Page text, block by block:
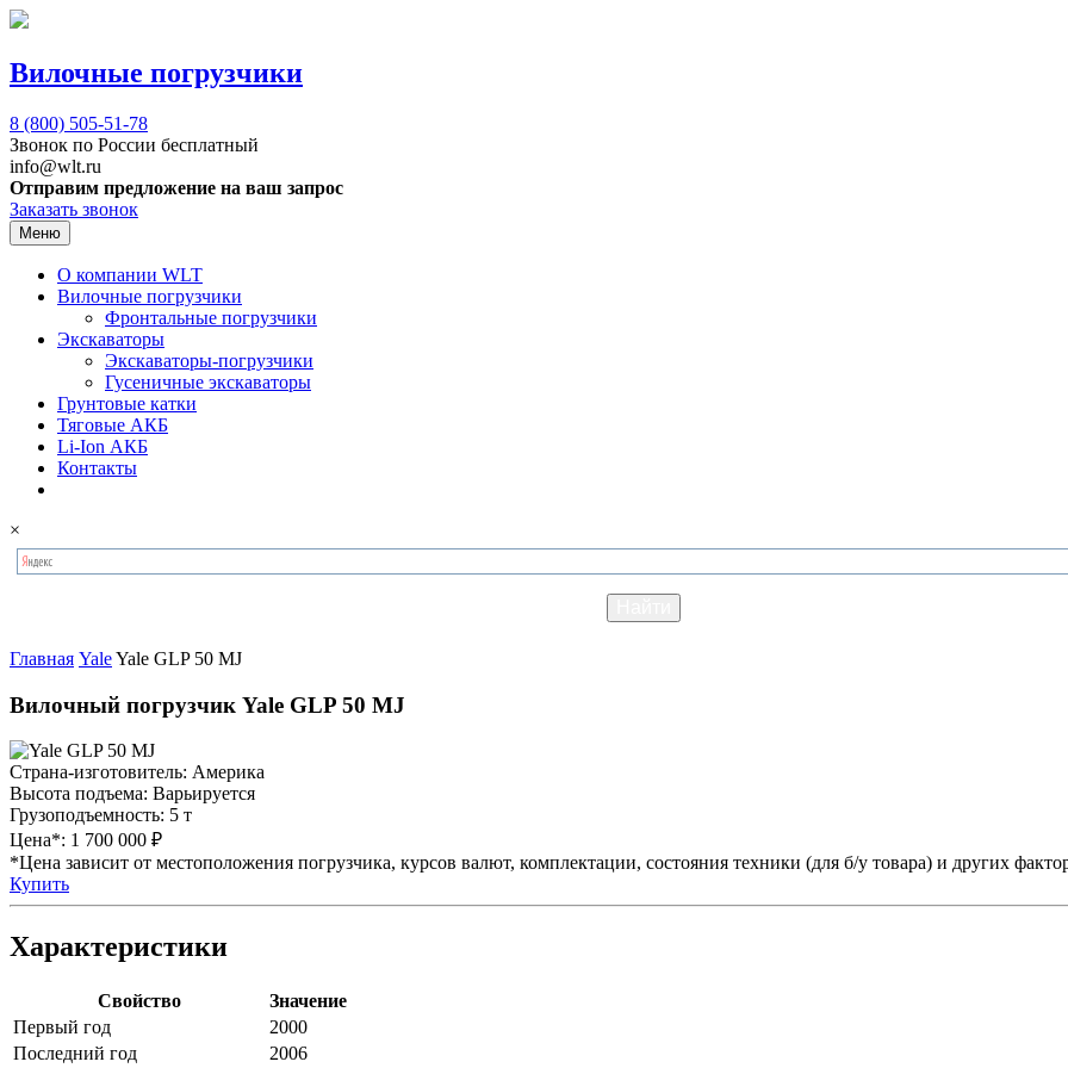
Вилочные погрузчики
8 (800) 505-51-78
Звонок по России бесплатный
info@wlt.ru
Отправим предложение на ваш запрос
Заказать звонок
Меню
О компании WLT
Вилочные погрузчики
Фронтальные погрузчики
Экскаваторы
Экскаваторы-погрузчики
Гусеничные экскаваторы
Грунтовые катки
Тяговые АКБ
Li-Ion АКБ
Контакты
×
Главная YaleYale GLP 50 MJ
Вилочный погрузчик Yale GLP 50 MJ
Страна-изготовитель: Америка
Высота подъема: Варьируется
Грузоподъемность: 5 т
Цена*: 1 700 000 ₽
*Цена зависит от местоположения погрузчика, курсов валют, комплектации, состояния техники (для б/у товара) и других
Купить
Характеристики
Свойство
Значение
Первый год
2000
Последний год
2006